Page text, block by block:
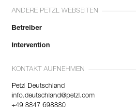
ANDERE PETZL WEBSEITEN
Betreiber
Intervention
KONTAKT AUFNEHMEN
Petzl Deutschland
info.deutschland@petzl.com
+49 8847 698880